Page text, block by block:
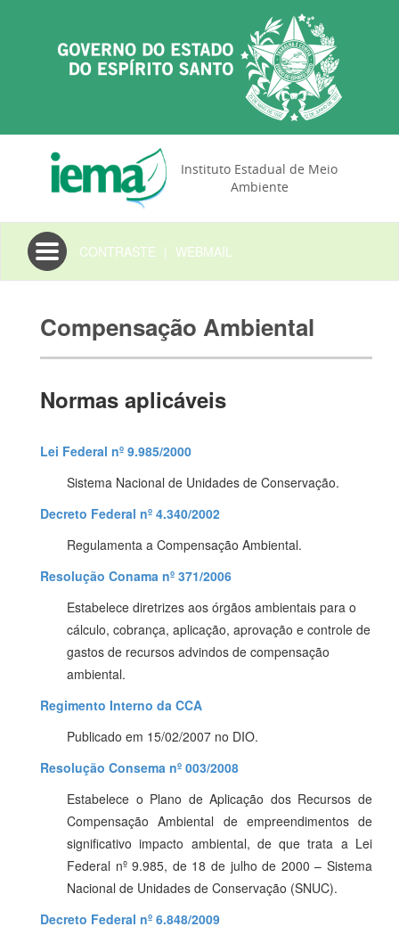
Instituto Estadual de Meio
Ambiente
Toggle
navigation
CONTRASTE | WEBMAIL
Compensação Ambiental
Normas aplicáveis
Lei Federal nº 9.985/2000
Sistema Nacional de Unidades de Conservação.
Decreto Federal nº 4.340/2002
Regulamenta a Compensação Ambiental.
Resolução Conama nº 371/2006
Estabelece diretrizes aos órgãos ambientais para o
cálculo, cobrança, aplicação, aprovação e controle de
gastos de recursos advindos de compensação
ambiental.
Regimento Interno da CCA
Publicado em 15/02/2007 no DIO.
Resolução Consema nº 003/2008
Estabelece o Plano de Aplicação dos Recursos de
Compensação Ambiental de empreendimentos de
significativo impacto ambiental, de que trata a Lei
Federal nº 9.985, de 18 de julho de 2000 – Sistema
Nacional de Unidades de Conservação (SNUC).
Decreto Federal nº 6.848/2009